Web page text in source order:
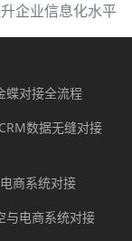
企业信息化水平
蝶对接全流程
数据无缝对接
商系统对接
与电商系统对接